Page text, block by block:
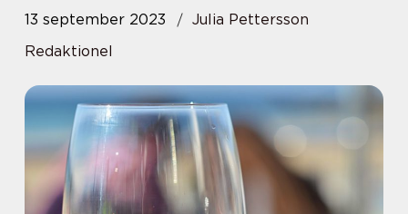
13 september 2023
Julia Pettersson
Redaktionel